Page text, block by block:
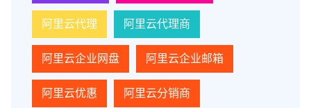
阿里云代理 阿里云代理商
阿里云企业网盘 阿里云企业邮箱
阿里云优惠 阿里云分销商